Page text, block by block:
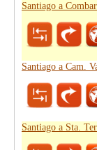
Santiago a
Santiago a Cam.
Santiago a Sta.